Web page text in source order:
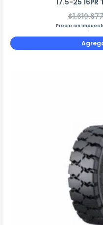
17.5-25 16PR
$1.619.677
Precio sin